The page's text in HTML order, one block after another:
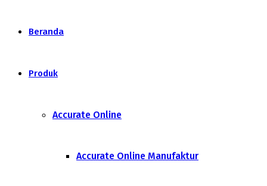
Beranda
Produk
Accurate Online
Accurate Online Manufaktur